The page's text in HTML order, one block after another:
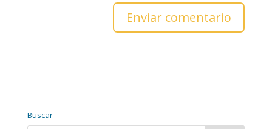
Enviar comentario
Buscar